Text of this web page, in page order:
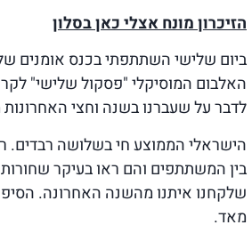
הזיכרון מונח אצלי כאן בסלון
ביום שלישי השתתפתי בכנס אומנים של
האלבום המוסיקלי "פסקול שלישי"
לדבר על שעברנו בשנה וחצי
הישראלי הממוצע חי בשלושה
בין המשתתפים והם ראו בעיקר
שלקחנו איתנו מהשנה האחרונה.
מאד.